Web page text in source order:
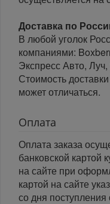
Доставка по
В любой уголок
компаниями:
Экспресс Авто,
Стоимость
может отличаться.
Оплата
Оплата заказа
банковской картой
на сайте при
картой на сайте
со дня